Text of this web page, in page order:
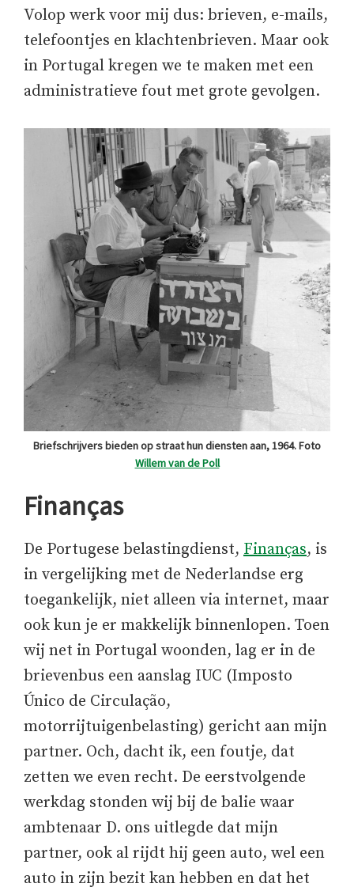
Volop werk voor mij dus: brieven, e-mails,
telefoontjes en klachtenbrieven. Maar ook
in Portugal kregen we te maken met een
administratieve fout met grote gevolgen.
Briefschrijvers bieden op straat hun diensten aan, 1964. Foto
Willem van de Poll
Finanças
De Portugese belastingdienst, Finanças, is
in vergelijking met de Nederlandse erg
toegankelijk, niet alleen via internet, maar
ook kun je er makkelijk binnenlopen. Toen
wij net in Portugal woonden, lag er in de
brievenbus een aanslag IUC (Imposto
Único de Circulação,
motorrijtuigenbelasting) gericht aan mijn
partner. Och, dacht ik, een foutje, dat
zetten we even recht. De eerstvolgende
werkdag stonden wij bij de balie waar
ambtenaar D. ons uitlegde dat mijn
partner, ook al rijdt hij geen auto, wel een
auto in zijn bezit kan hebben en dat het